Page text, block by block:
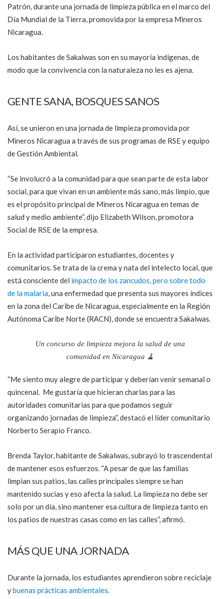
Patrón, durante una jornada de limpieza pública en el marco del
Día Mundial de la Tierra, promovida por la empresa Mineros
Nicaragua.
Los habitantes de Sakalwas son en su mayoría indígenas, de
modo que la convivencia con la naturaleza no les es ajena.
GENTE SANA, BOSQUES SANOS
Así, se unieron en una jornada de limpieza promovida por
Mineros Nicaragua a través de sus programas de RSE y equipo
de Gestión Ambiental.
“Se involucró a la comunidad para que sean parte de esta labor
social, para que vivan en un ambiente más sano, más limpio, que
es el propósito principal de Mineros Nicaragua en temas de
salud y medio ambiente”, dijo Elizabeth Wilson, promotora
Social de RSE de la empresa.
En la actividad participaron estudiantes, docentes y
comunitarios. Se trata de la crema y nata del intelecto local, que
está consciente del impacto de los zancudos, pero sobre todo
de la malaria, una enfermedad que presenta sus mayores índices
en la zona del Caribe de Nicaragua, especialmente en la Región
Autónoma Caribe Norte (RACN), donde se encuentra Sakalwas.
Un concurso de limpieza mejora la salud de una
comunidad en Nicaragua 🧹
“Me siento muy alegre de participar y deberían venir semanal o
quincenal. Me gustaría que hicieran charlas para las
autoridades comunitarias para que podamos seguir
organizando jornadas de limpieza”, destacó el líder comunitario
Norberto Serapio Franco.
Brenda Taylor, habitante de Sakalwas, subrayó lo trascendental
de mantener esos esfuerzos. “A pesar de que las familias
limpian sus patios, las calles principales siempre se han
mantenido sucias y eso afecta la salud. La limpieza no debe ser
solo por un día, sino mantener esa cultura de limpieza tanto en
los patios de nuestras casas como en las calles”, afirmó.
MÁS QUE UNA JORNADA
Durante la jornada, los estudiantes aprendieron sobre reciclaje
ybuenas prácticas ambientales.